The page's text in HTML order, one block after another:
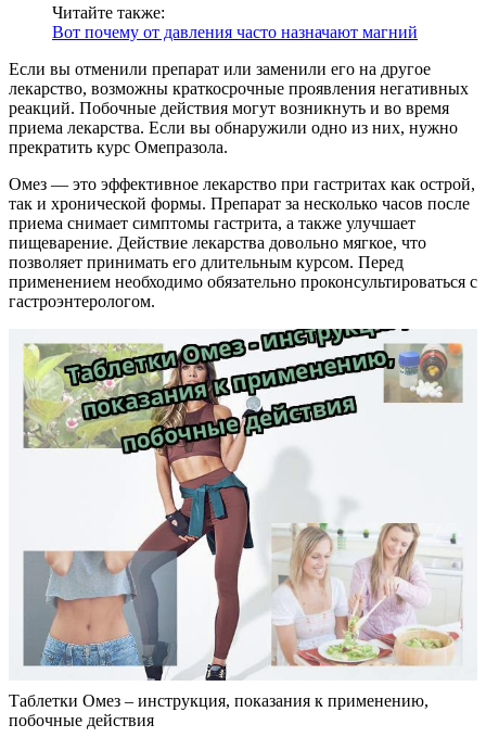
Читайте также:
Вот почему от давления часто назначают магний
Если вы отменили препарат или заменили его на другое
лекарство, возможны краткосрочные проявления негативных
реакций. Побочные действия могут возникнуть и во время
приема лекарства. Если вы обнаружили одно из них, нужно
прекратить курс Омепразола.
Омез — это эффективное лекарство при гастритах как острой,
так и хронической формы. Препарат за несколько часов после
приема снимает симптомы гастрита, а также улучшает
пищеварение. Действие лекарства довольно мягкое, что
позволяет принимать его длительным курсом. Перед
применением необходимо обязательно проконсультироваться с
гастроэнтерологом.
Таблетки Омез – инструкция, показания к применению,
побочные действия